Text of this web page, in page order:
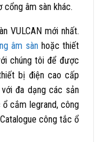
âm sàn khác.
VULCAN mới nhất.
âm sàn hoặc thiết
chúng tôi để được
bị điện cao cấp
với đa dạng các sản
cắm legrand, công
công tắc ổ